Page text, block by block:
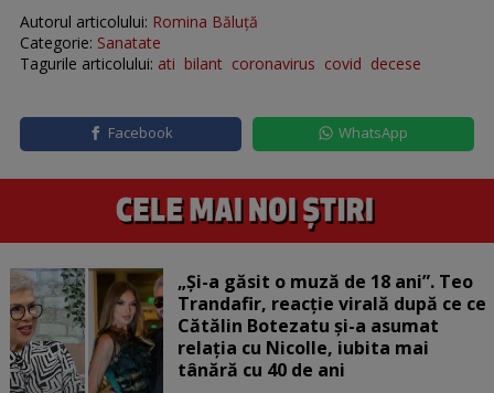
Autorul articolului: Romina Băluță
Categorie: Sanatate
Tagurile articolului: ati bilant coronavirus covid decese
Facebook WhatsApp
„Și-a găsit o muză de 18 ani”. Teo
Trandafir, reacție virală după ce ce
Cătălin Botezatu și-a asumat
relația cu Nicolle, iubita mai
tânără cu 40 de ani